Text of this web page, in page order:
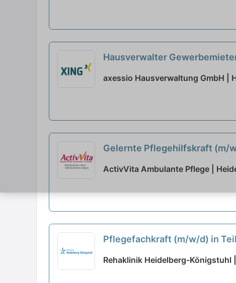
Hausverwalter
axessio Hausverwaltung GmbH |
Gelernte Pflegehilfskraft (m/
ActivVita Ambulante Pflege |
Pflegefachkraft (m/w/d) in
Rehaklinik Heidelberg-Königstuhl